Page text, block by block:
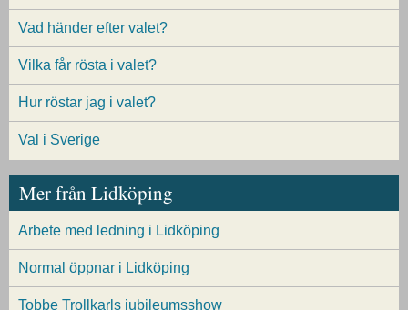
Vad händer efter valet?
Vilka får rösta i valet?
Hur röstar jag i valet?
Val i Sverige
Mer från Lidköping
Arbete med ledning i Lidköping
Normal öppnar i Lidköping
Tobbe Trollkarls jubileumsshow